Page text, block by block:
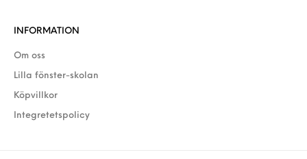
INFORMATION
Om oss
Lilla fönster-skolan
Köpvillkor
Integretetspolicy